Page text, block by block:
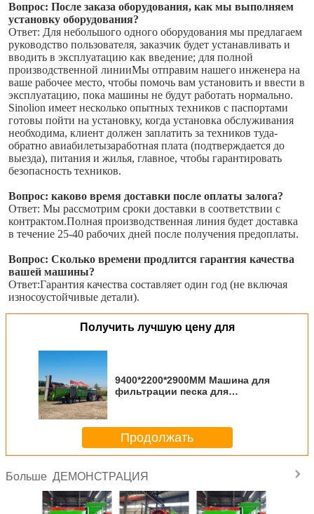
Вопрос: После заказа оборудования, как мы выполняем
установку оборудования?
Ответ: Для небольшого одного оборудования мы предлагаем
руководство пользователя, заказчик будет устанавливать и
вводить в эксплуатацию как введение; для полной
производственной линииМы отправим нашего инженера на
ваше рабочее место, чтобы помочь вам установить и ввести в
эксплуатацию, пока машины не будут работать нормально.
Sinolion имеет несколько опытных техников с паспортами
готовы пойти на установку, когда установка обслуживания
необходима, клиент должен заплатить за техников туда-
обратно авиабилетызаработная плата (подтверждается до
выезда), питания и жилья, главное, чтобы гарантировать
безопасность техников.
Вопрос: каково время доставки после оплаты залога?
Ответ: Мы рассмотрим сроки доставки в соответствии с
контрактом.Полная производственная линия будет доставка
в течение 25-40 рабочих дней после получения предоплаты.
Вопрос: Сколько времени продлится гарантия качества
вашей машины?
Ответ:Гарантия качества составляет один год (не включая
износоустойчивые детали).
Получить лучшую цену для
9400*2200*2900MM Машина для
фильтрации песка для
Продолжать
Больше ДЕМОНСТРАЦИЯ